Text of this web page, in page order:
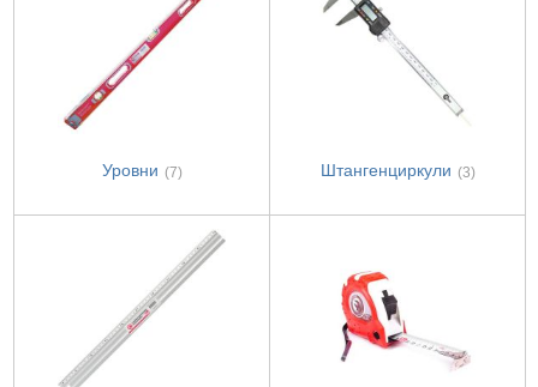
Уровни (7) Штангенциркули (3)